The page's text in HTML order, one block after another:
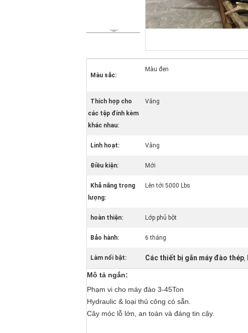
Màu sắc:
Màu đen
Thích hợp cho
các tệp đính kèm
khác nhau:
Vâng
Linh hoạt: Vâng
Điều kiện: Mới
Khả năng trọng
lượng:
Lên tới 5000 Lbs
hoàn thiện: Lớp phủ bột
Bảo hành: 6 tháng
Làm nổi bật: Các thiết bị gắn máy đào thép,
Mô tả ngắn:
Phạm vi cho máy đào 3-45Ton
Hydraulic & loại thủ công có sẵn.
Cây móc lỗ lớn, an toàn và đáng tin cậy.